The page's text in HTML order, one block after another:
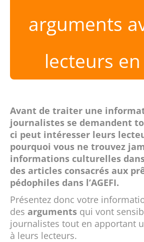
arguments
lecteurs
Avant de traiter une
journalistes se demandent
ci peut intéresser leurs
pourquoi vous ne trouvez
informations culturelles dans
des articles consacrés aux
pédophiles dans l’AGEFI.
Présentez donc votre
des arguments qui vont
journalistes tout en apportant
à leurs lecteurs.